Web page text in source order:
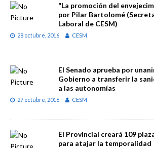
"La promoción del
por Pilar Bartolomé
Laboral de CESM)
28 octubre, 2016 CESM
El Senado aprueba por
Gobierno a transferir la
a las autonomías
27 octubre, 2016 CESM
El Provincial creará 109
para atajar la temporalidad